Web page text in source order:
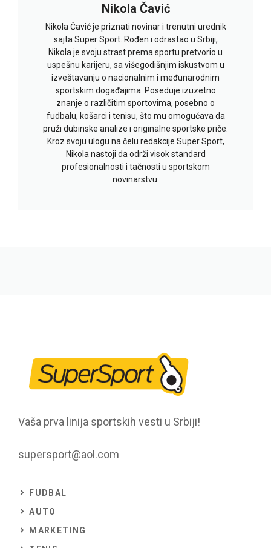
Nikola Čavić
Nikola Čavić je priznati novinar i trenutni urednik
sajta Super Sport. Rođen i odrastao u Srbiji,
Nikola je svoju strast prema sportu pretvorio u
uspešnu karijeru, sa višegodišnjim iskustvom u
izveštavanju o nacionalnim i međunarodnim
sportskim događajima. Poseduje izuzetno
znanje o različitim sportovima, posebno o
fudbalu, košarci i tenisu, što mu omogućava da
pruži dubinske analize i originalne sportske priče.
Kroz svoju ulogu na čelu redakcije Super Sport,
Nikola nastoji da održi visok standard
profesionalnosti i tačnosti u sportskom
novinarstvu.
Vaša prva linija sportskih vesti u Srbiji!
supersport@aol.com
FUDBAL
AUTO
MARKETING